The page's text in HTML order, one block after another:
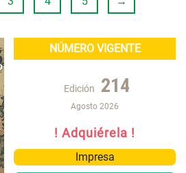
NÚMERO VIGENTE
Edición 214
Agosto 2026
! Adquiérela !
Impresa